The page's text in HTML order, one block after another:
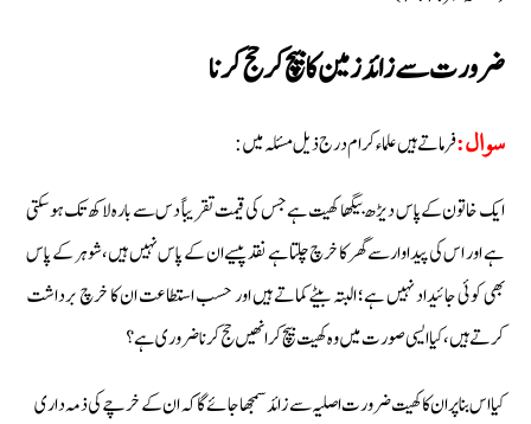
ضرورت سے زائد زمین کا بیچ کر حج کرنا
سوال:فرماتے ہیں علماء کرام درج ذیل مسئلہ میں:
ایک خاتون کے پاس دیڑھ بیگھا کھیت ہے جس کی قیمت تقریباً دس سے بارہ لاکھ تک ہو سکتی
ہے اور اس کی پیداوار سے گھر کا خرچ چلتا ہے نقد پیسے ان کے پاس نہیں ہیں، شوہر کے پاس
بھی کوئی جائیداد نہیں ہے؛ البتہ بیٹے کماتے ہیں اور حسب استطاعت ان کا خرچ برداشت
کرتے ہیں، کیا ایسی صورت میں وہ کھیت بیچ کر انھیں حج کرنا ضروری ہے؟
کیا اس بنا پر ان کا کھیت ضرورت اصلیہ سے زائد سمجھا جائے گا کہ ان کے خرچے کی ذمہ داری